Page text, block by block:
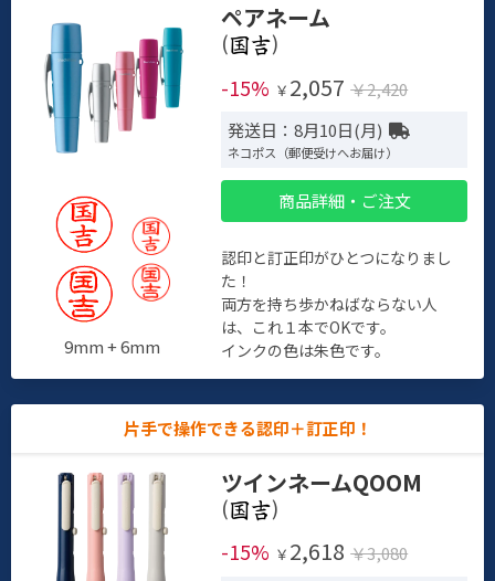
9mm + 6mm
ペアネーム
(
)
-15% ￥ 2,057 ￥2,420
発送日：8月10日(月)
ネコポス（郵便受けへお届け）
商品詳細・ご注文
認印と訂正印がひとつになりまし
た！
両方を持ち歩かねばならない人
は、これ１本でOKです。
インクの色は朱色です。
片手で操作できる認印＋訂正印！
ツインネームQOOM
(
)
-15% ￥ 2,618 ￥3,080